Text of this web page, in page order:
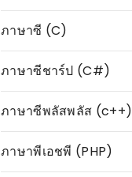
ภาษาซี (C)
ภาษาซีชาร์ป (C#)
ภาษาซีพลัสพลัส (c++)
ภาษาพีเอชพี (PHP)